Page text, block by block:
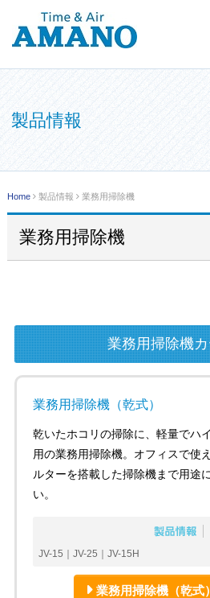
製品情報
Home 製品情報 業務用掃除機
業務用掃除機
業務用掃除機
業務用掃除機（乾式）
乾いたホコリの掃除に、軽量でハ
用の業務用掃除機。オフィスで使
ルターを搭載した掃除機まで用途
い。
JV-15｜JV-25｜JV-15H
業務用掃除機（乾式